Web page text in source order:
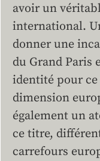
avoir un
international.
donner une
du Grand Paris
identité pour
dimension
également un
ce titre,
carrefours